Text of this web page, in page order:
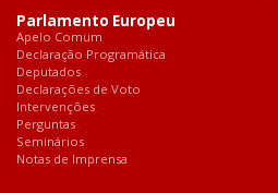
Parlamento Europeu
Apelo Comum
Declaração Programática
Deputados
Declarações de Voto
Intervenções
Perguntas
Seminários
Notas de Imprensa